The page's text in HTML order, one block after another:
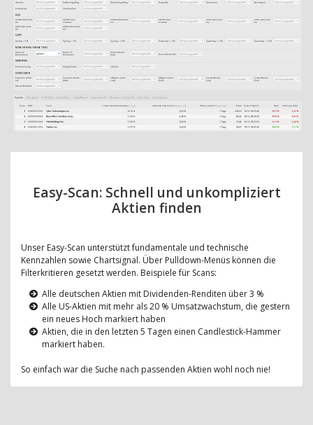
Easy-Scan: Schnell und unkompliziert
Aktien finden
Unser Easy-Scan unterstützt fundamentale und technische
Kennzahlen sowie Chartsignal. Über Pulldown-Menüs können die
Filterkritieren gesetzt werden. Beispiele für Scans:
Alle deutschen Aktien mit Dividenden-Renditen über 3 %
Alle US-Aktien mit mehr als 20 % Umsatzwachstum, die gestern
ein neues Hoch markiert haben
Aktien, die in den letzten 5 Tagen einen Candlestick-Hammer
markiert haben.
So einfach war die Suche nach passenden Aktien wohl noch nie!